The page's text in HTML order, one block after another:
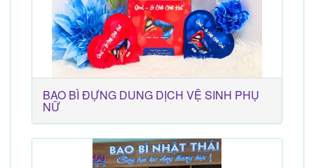
BAO BÌ ĐỰNG DUNG DỊCH VỆ SINH PHỤ
NỮ